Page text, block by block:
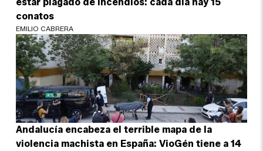
conatos
EMILIO CABRERA
Andalucía encabeza el terrible mapa de la
violencia machista en España: VioGén tiene a 14